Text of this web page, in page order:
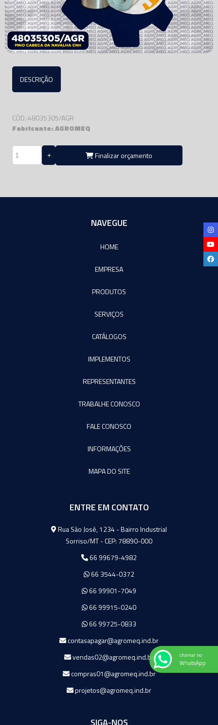
DESCRIÇÃO
CÓD.:48035305/AGR
Fabricante: AGROMEQ
Finalizar orçamento
NAVEGUE
HOME
EMPRESA
PRODUTOS
SERVIÇOS
CATÁLOGOS
IMPLEMENTOS
REPRESENTANTES
TRABALHE CONOSCO
FALE CONOSCO
INFORMAÇÕES
MAPA DO SITE
ENTRE EM CONTATO
Agromeq
Rua São José, 1234 - Bairro Industrial
Sorriso/MT - CEP: 78890-000
66 99679-4982
66 3544-0372
66 99901-7049
66 99915-0240
66 99725-0833
contasapagar@agromeq.ind.br
vendas02@agromeq.ind.br
compras01@agromeq.ind.br
projetos@agromeq.ind.br
chamar no
WhatsApp